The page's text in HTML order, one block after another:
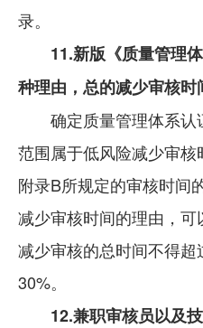
录。
11.新版《质量管理
种理由，总的减少审核时
确定质量管理体系
范围属于低风险减少审
附录B所规定的审核时间
减少审核时间的理由，
减少审核的总时间不得
30%。
12.兼职审核员以及